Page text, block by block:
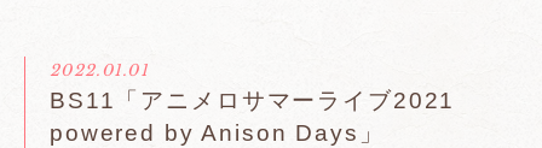
2022.01.01
BS11「アニメロサマーライブ2021
powered by Anison Days」